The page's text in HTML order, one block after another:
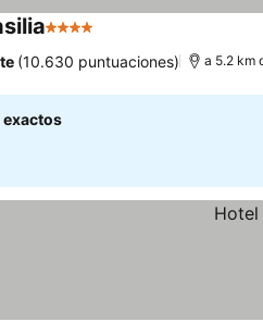
4 Estrellas
(10.630 puntuaciones) a 5.2 km
exactos